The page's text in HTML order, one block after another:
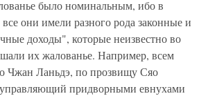
было номинальным, ибо в
все они имели разного рода законные и
доходы", которые неизвестно во
их жалованье. Например, всем
Чжан Ланьдэ, по прозвищу Сяо
придворными евнухами